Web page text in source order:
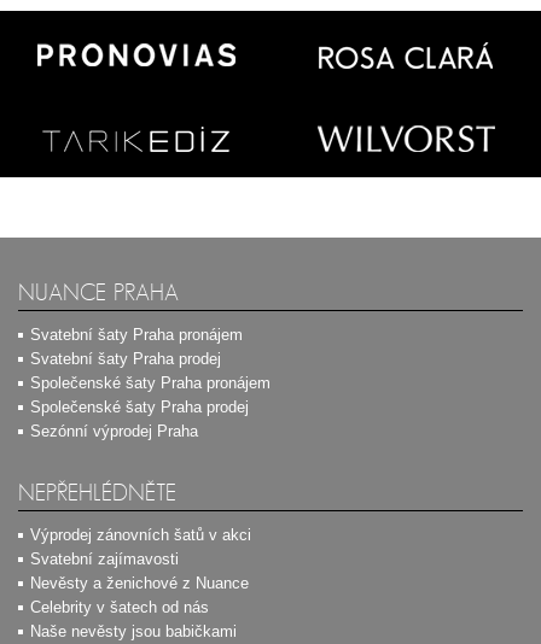
NUANCE PRAHA
Svatební šaty Praha pronájem
Svatební šaty Praha prodej
Společenské šaty Praha pronájem
Společenské šaty Praha prodej
Sezónní výprodej Praha
NEPŘEHLÉDNĚTE
Výprodej zánovních šatů v akci
Svatební zajímavosti
Nevěsty a ženichové z Nuance
Celebrity v šatech od nás
Naše nevěsty jsou babičkami